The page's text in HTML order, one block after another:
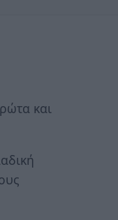
και